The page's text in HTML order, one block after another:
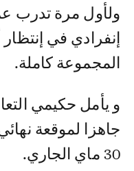
و لأول مرة تدرب عميد « الأسود » بشكل
إنفرادي في إنتظار
المجموعة كاملة.
و يأمل حكيمي
جاهزا لموقعة
30 ماي الجاري.